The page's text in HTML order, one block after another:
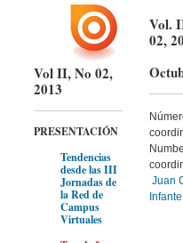
Vol II, No 02,
2013
PRESENTACIÓN
Tendencias
desde las III
Jornadas de
la Red de
Campus
Virtuales
Vol.
02,
Juan